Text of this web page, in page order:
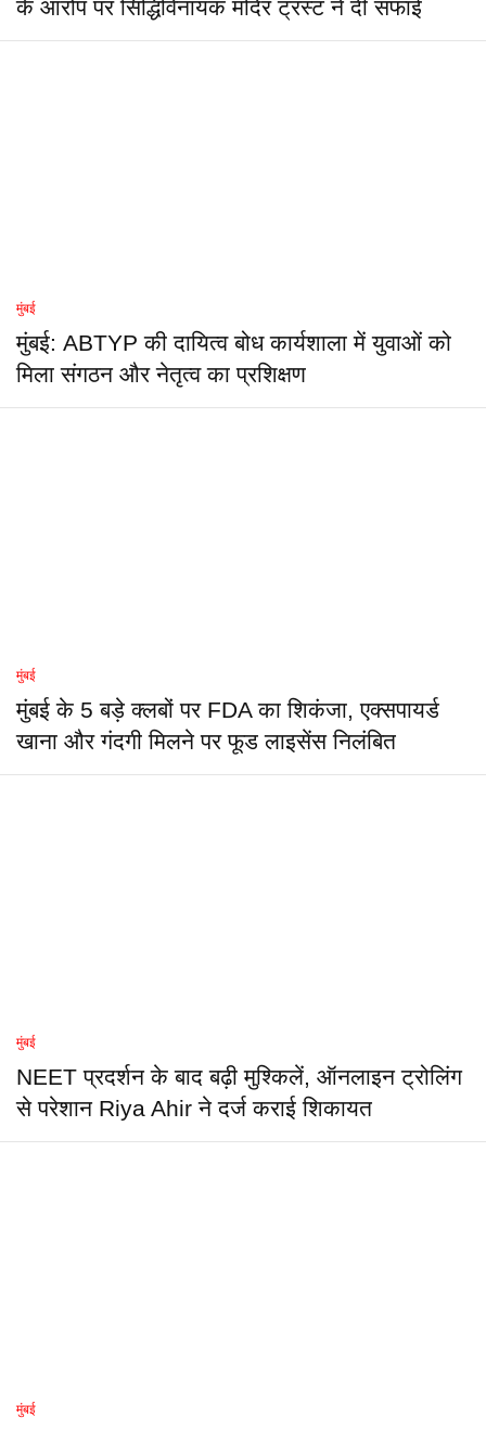
के आरोप पर सिद्धिविनायक मंदिर ट्रस्ट ने दी सफाई
मुंबई
मुंबई: ABTYP की दायित्व बोध कार्यशाला में युवाओं को
मिला संगठन और नेतृत्व का प्रशिक्षण
मुंबई
मुंबई के 5 बड़े क्लबों पर FDA का शिकंजा, एक्सपायर्ड
खाना और गंदगी मिलने पर फूड लाइसेंस निलंबित
मुंबई
NEET प्रदर्शन के बाद बढ़ी मुश्किलें, ऑनलाइन ट्रोलिंग
से परेशान Riya Ahir ने दर्ज कराई शिकायत
मुंबई